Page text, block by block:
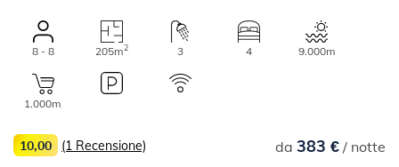
8 - 8 205m2 3 4 9.000m
1.000m
da 383 €/ notte
10,00 (1 Recensione)